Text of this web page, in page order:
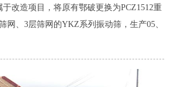
改造项目，将原有鄂破更换为PCZ1512重
网、3层筛网的YKZ系列振动筛，生产05、